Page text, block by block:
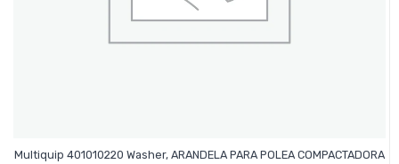
Multiquip 401010220 Washer, ARANDELA PARA POLEA COMPACTADORA